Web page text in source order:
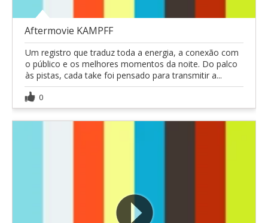
Aftermovie KAMPFF
Um registro que traduz toda a energia, a conexão com
o público e os melhores momentos da noite. Do palco
às pistas, cada take foi pensado para transmitir a...
0